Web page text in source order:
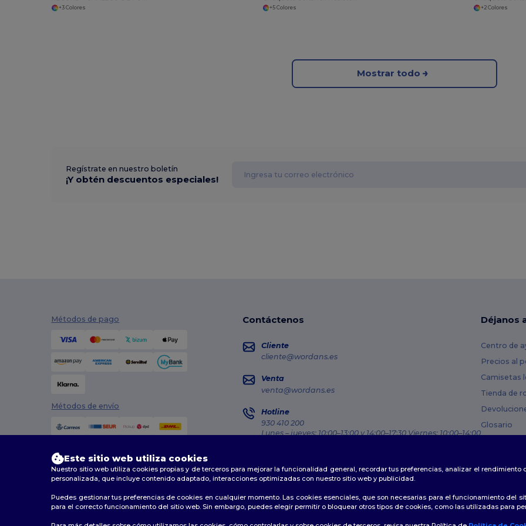
+3 Colores +5 Colores +2 Colores
Mostrar todo
Regístrate en nuestro boletín
¡Y obtén descuentos especiales!
Métodos de pago
Métodos de envío
Contáctenos
Cliente
cliente@wordans.es
Venta
venta@wordans.es
Hotline
930 410 200
Lunes – jueves: 10:00–13:00 y 14:00–17:30 Viernes: 10:00–14:00
Déjanos
Centro de
Precios al
Camisetas
Tienda de
Glosario
2026. Todos los derechos reservados
Este sitio web utiliza cookies
Nuestro sitio web utiliza cookies propias y de terceros para mejorar la funcionalidad general, recordar tus preferencias, analizar el
personalizada, que incluye contenido adaptado, interacciones optimizadas con nuestro sitio web y publicidad.
Puedes gestionar tus preferencias de cookies en cualquier momento. Las cookies esenciales, que son necesarias para el funcionamiento del
para el correcto funcionamiento del sitio web. Sin embargo, puedes elegir permitir o bloquear otros tipos de cookies, como las utilizadas para